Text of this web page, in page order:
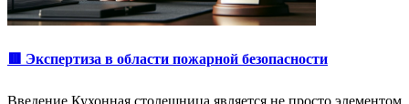
🟥 Экспертиза в области пожарной безопасности
Введение Кухонная столешница является не просто элементом